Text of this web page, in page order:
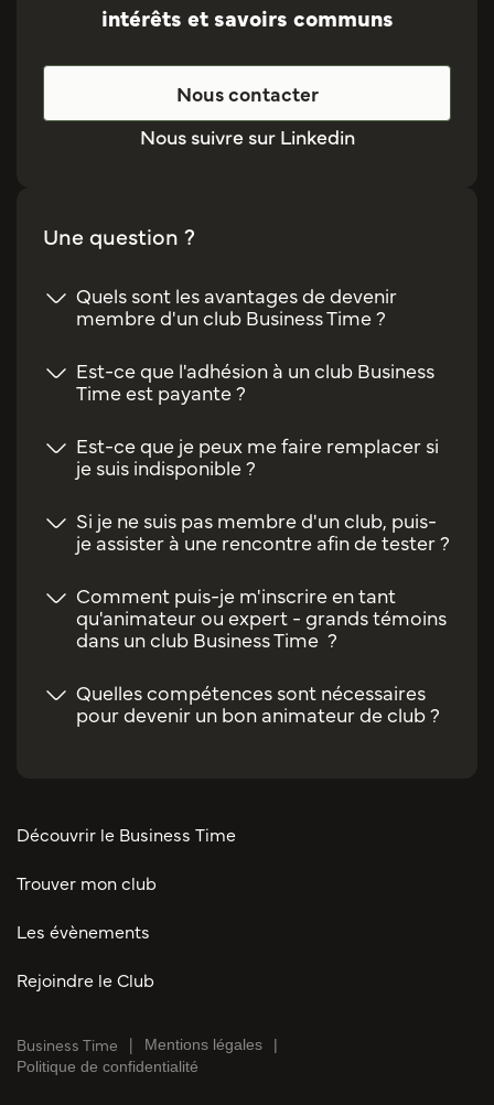
intérêts et savoirs communs
Nous contacter
Nous suivre sur Linkedin
Une question ?
Quels sont les avantages de devenir
membre d'un club Business Time ?
Est-ce que l'adhésion à un club Business
Time est payante ?
Est-ce que je peux me faire remplacer si
je suis indisponible ?
Si je ne suis pas membre d'un club, puis-
je assister à une rencontre afin de tester ?
Comment puis-je m'inscrire en tant
qu'animateur ou expert - grands témoins
dans un club Business Time ?
Quelles compétences sont nécessaires
pour devenir un bon animateur de club ?
Découvrir le Business Time
Trouver mon club
Les évènements
Rejoindre le Club
Business Time
Mentions légales
Politique de confidentialité